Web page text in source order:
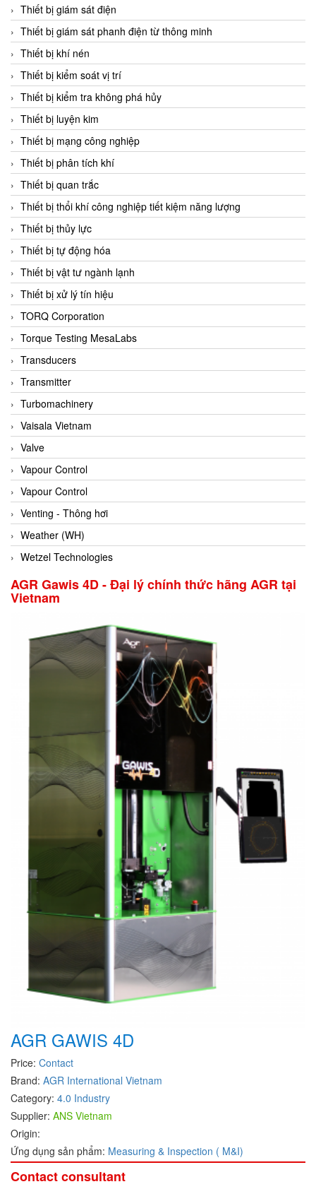
Chromalox
ChuanYi
CIC
Clage
Clake Fololo
Clark Cooper
CMC Ventilazione
Coax Valves Inc
Codel
Cofimco
Coltraco
Comat Releco
Comax
COMETECH VietNam
COMFILE Technology
Conch
Conductix/ WAMPFLER
Contrec
Contrinex
Control Solution Minesota
Copeland
Cortem
Cosa Xentaur
Cosil
Coulton
Crouzet
Crowcon
Crutec Dust Zero Vietnam
CRYSOUND
CS&P Technologies
cs-instruments
CTC
Cygnus
Cypet Vietnam
Daito Kogyo
Danfoss
Datalogic Vietnam
Debron VietNam
DEIF
Delmhorst VietNam
Delta Ohm
Delta sensor
Delta-mobrey
DEMA Engineering/ Foam- IT
DESAX
DET-TRONICS
Thiết bị giám sát điện
Thiết bị giám sát phanh điện từ thông minh
Thiết bị khí nén
Thiết bị kiểm soát vị trí
Thiết bị kiểm tra không phá hủy
Thiết bị luyện kim
Thiết bị mạng công nghiệp
Thiết bị phân tích khí
Thiết bị quan trắc
Thiết bị thổi khí công nghiệp tiết kiệm năng lượng
Thiết bị thủy lực
Thiết bị tự động hóa
Thiết bị vật tư ngành lạnh
Thiết bị xử lý tín hiệu
TORQ Corporation
Torque Testing MesaLabs
Transducers
Transmitter
Turbomachinery
Vaisala Vietnam
Valve
Vapour Control
Vapour Control
Venting - Thông hơi
Weather (WH)
Wetzel Technologies
AGR Gawis 4D - Đại lý chính thức hãng AGR tại
Vietnam
AGR GAWIS 4D
Price: Contact
Brand: AGR International Vietnam
Category: 4.0 Industry
Supplier: ANS Vietnam
Origin:
Ứng dụng sản phẩm: Measuring & Inspection ( M&I)
Contact consultant